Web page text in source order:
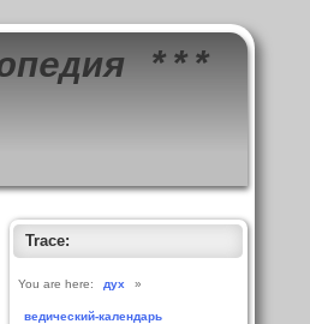
***
Trace:
You are here: дух »
ведический-календарь